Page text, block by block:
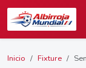
Inicio Fixture